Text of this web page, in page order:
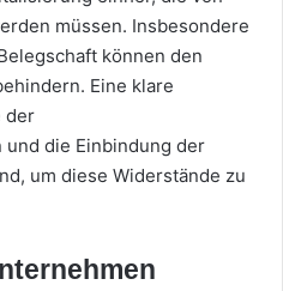
müssen. Insbesondere
können den
Eine klare
der
die Einbindung der
um diese Widerstände zu